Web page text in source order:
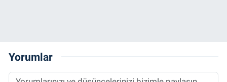
Yorumlar